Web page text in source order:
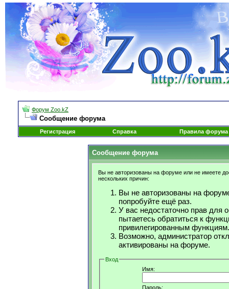
Форум Zoo.kZ
Сообщение форума
Регистрация Справка Правила форума
Сообщение форума
Вы не авторизованы на форуме или не имеете
нескольких причин:
Вы не авторизованы на
попробуйте ещё раз.
У вас недостаточно прав для
пытаетесь обратиться к
привилегированным функциям.
Возможно, администратор
активированы на форуме.
Вход
Имя:
Пароль: